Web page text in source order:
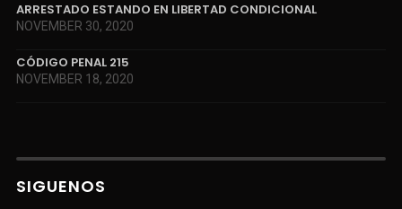
ARRESTADO ESTANDO EN LIBERTAD CONDICIONAL
NOVEMBER 30, 2020
CÓDIGO PENAL 215
NOVEMBER 18, 2020
SIGUENOS